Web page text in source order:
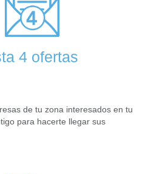
4 ofertas
de tu zona interesados en tu
para hacerte llegar sus